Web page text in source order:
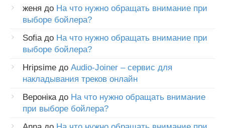
женя до На что нужно обращать внимание при
выборе бойлера?
Sofia до На что нужно обращать внимание при
выборе бойлера?
Hripsime до Audio-Joiner – сервис для
накладывания треков онлайн
Вероніка до На что нужно обращать внимание
при выборе бойлера?